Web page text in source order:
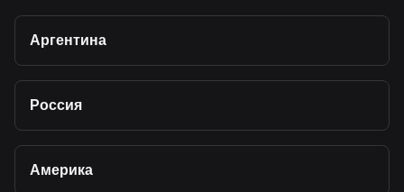
Аргентина
Россия
Америка